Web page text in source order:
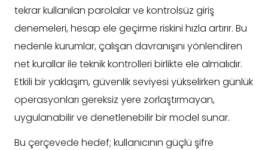
tekrar kullanılan parolalar ve kontrolsüz giriş
denemeleri, hesap ele geçirme riskini hızla artırır. Bu
nedenle kurumlar, çalışan davranışını yönlendiren
net kurallar ile teknik kontrolleri birlikte ele almalıdır.
Etkili bir yaklaşım, güvenlik seviyesi yükselirken günlük
operasyonları gereksiz yere zorlaştırmayan,
uygulanabilir ve denetlenebilir bir model sunar.
Bu çerçevede hedef; kullanıcının güçlü şifre